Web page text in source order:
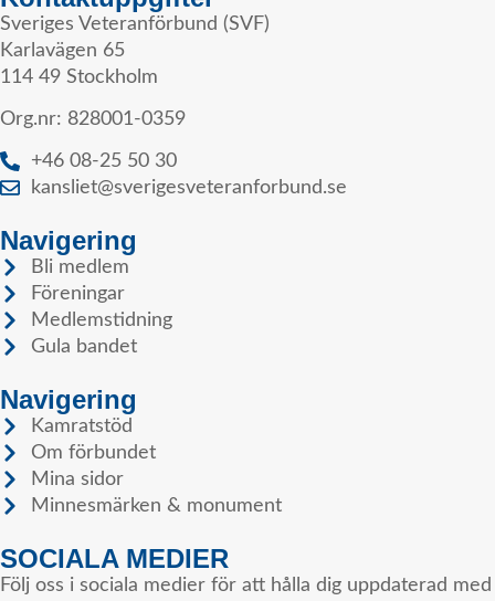
Sveriges Veteranförbund (SVF)
Karlavägen 65
114 49 Stockholm
Org.nr: 828001-0359
+46 08-25 50 30
kansliet@sverigesveteranforbund.se
Navigering
Bli medlem
Föreningar
Medlemstidning
Gula bandet
Navigering
Kamratstöd
Om förbundet
Mina sidor
Minnesmärken & monument
SOCIALA MEDIER
Följ oss i sociala medier för att hålla dig uppdaterad med